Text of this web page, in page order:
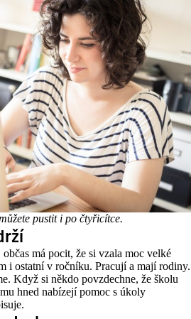
pustit i po čtyřicítce.
má pocit, že si vzala moc velké
i ostatní v ročníku. Pracují a mají rodiny.
Když si někdo povzdechne, že školu
hned nabízejí pomoc s úkoly